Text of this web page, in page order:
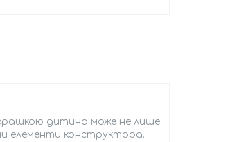
дитина може не лише
елементи конструктора.